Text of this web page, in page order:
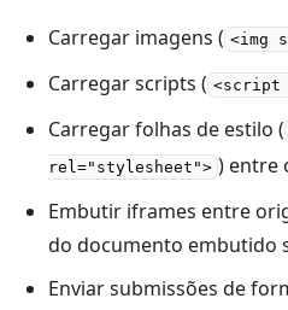
Carregar imagens ( <img
Carregar scripts ( <script
Carregar folhas de estilo (
rel="stylesheet"> ) entre
Embutir iframes entre
do documento embutido
Enviar submissões de